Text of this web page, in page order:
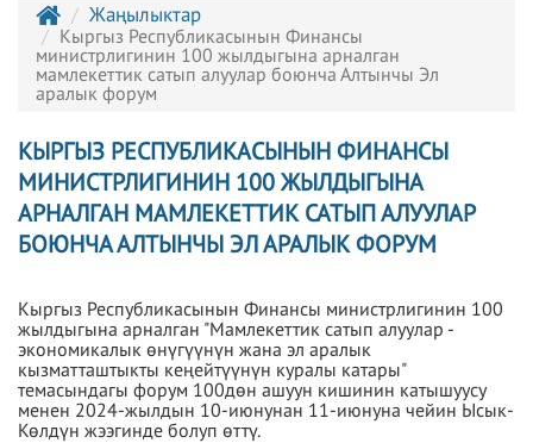
Жаңылыктар
Кыргыз Республикасынын Финансы
министрлигинин 100 жылдыгына арналган
мамлекеттик сатып алуулар боюнча Алтынчы Эл
аралык форум
КЫРГЫЗ РЕСПУБЛИКАСЫНЫН ФИНАНСЫ
МИНИСТРЛИГИНИН 100 ЖЫЛДЫГЫНА
АРНАЛГАН МАМЛЕКЕТТИК САТЫП АЛУУЛАР
БОЮНЧА АЛТЫНЧЫ ЭЛ АРАЛЫК ФОРУМ
Кыргыз Республикасынын Финансы министрлигинин 100
жылдыгына арналган "Мамлекеттик сатып алуулар -
экономикалык өнүгүүнүн жана эл аралык
кызматташтыкты кеңейтүүнүн куралы катары"
темасындагы форум 100дөн ашуун кишинин катышуусу
менен 2024-жылдын 10-июнунан 11-июнуна чейин Ысык-
Көлдүн жээгинде болуп өттү.